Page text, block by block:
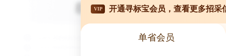
VIP 开通寻标宝会员，查看更多招采
单省会员